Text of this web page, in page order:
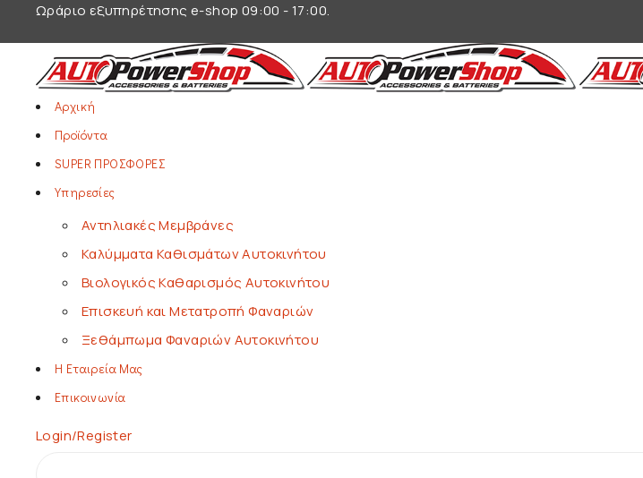
Ωράριο εξυπηρέτησης e-shop 09:00 - 17:00.
Αρχική
Προϊόντα
SUPER ΠΡΟΣΦΟΡΕΣ
Υπηρεσίες
Αντηλιακές Μεμβράνες
Καλύμματα Καθισμάτων Αυτοκινήτου
Βιολογικός Καθαρισμός Αυτοκινήτου
Επισκευή και Μετατροπή Φαναριών
Ξεθάμπωμα Φαναριών Αυτοκινήτου
Η Εταιρεία Μας
Επικοινωνία
Login/Register